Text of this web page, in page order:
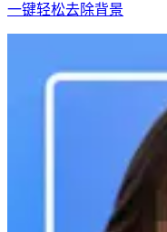
一键轻松去除背景